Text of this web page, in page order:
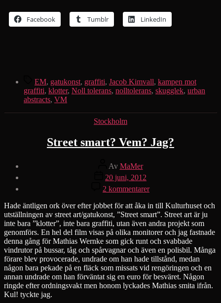
Facebook Tumblr LinkedIn
Etiketter
EM, gatukonst, graffiti, Jacob Kimvall, kampen mot
graffiti, klotter, Noll tolerans, nolltolerans, skugglek, urban
abstracts, VM
Kategorier
Stockholm
Street smart? Vem? Jag?
Inläggsförfattare
Av MaMer
Inläggsdatum
20 juni, 2012
2 kommentarertill
Street
smart?
Vem?
Jag?
Hade äntligen ork över efter jobbet för att åka in till Kulturhuset och
utställningen av street art/gatukonst, ”Street smart”. Street art är ju
inte bara ”klotter”, inte bara graffiti, utan även andra projekt som
genomförs. En hel del film visas på olika monitorer och jag fastnade
denna gång för Mathias Wernke som gick runt och svabbade
vindrutor på bussar, tåg och spårvagnar och även en polisbil. Många
förare blev provocerade, undrade om han hade tillstånd, medan
någon bara pekade på en fläck som missats vid rengöringen och en
annan undrade om han förväntat sig en euro för besväret. Någon
ringde efter ordningsvakt men honom lyckades Mathias smita ifrån.
Kul! tyckte jag.